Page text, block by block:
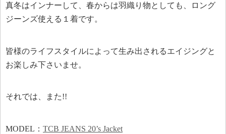
真冬はインナーして、春からは羽織り物としても、ロング
ジーンズ使える１着です。
皆様のライフスタイルによって生み出されるエイジングと
お楽しみ下さいませ。
それでは、また!!
MODEL： TCB JEANS 20’s Jacket